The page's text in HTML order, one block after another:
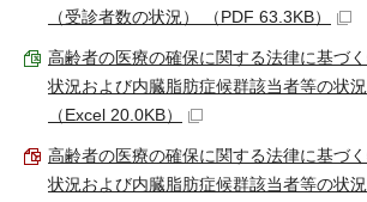
（受診者数の状況） （PDF 63.3KB）
高齢者の医療の確保に関する法律に基づ
状況および内臓脂肪症候群該当者等の状
（Excel 20.0KB）
高齢者の医療の確保に関する法律に基づ
状況および内臓脂肪症候群該当者等の状